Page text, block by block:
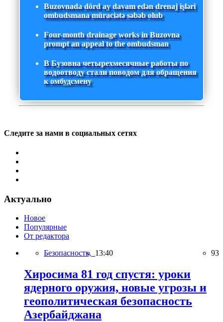
Buzovnada dörd ay davam edən drenaj işləri
ombudsmana müraciətə səbəb olub
Four-month drainage works in Buzovna
prompt an appeal to the ombudsman
В Бузовна четырехмесячные работы по
водоотводу стали поводом для обращения
к омбудсмену
Следите за нами в социальных сетях
Актуально
Новое
Популярные
От редактора
Безопасность, 13:40 93
Хиросима 81 год спустя: уроки
ядерного оружия, новые угрозы и
геополитическая безопасность
Азербайджана